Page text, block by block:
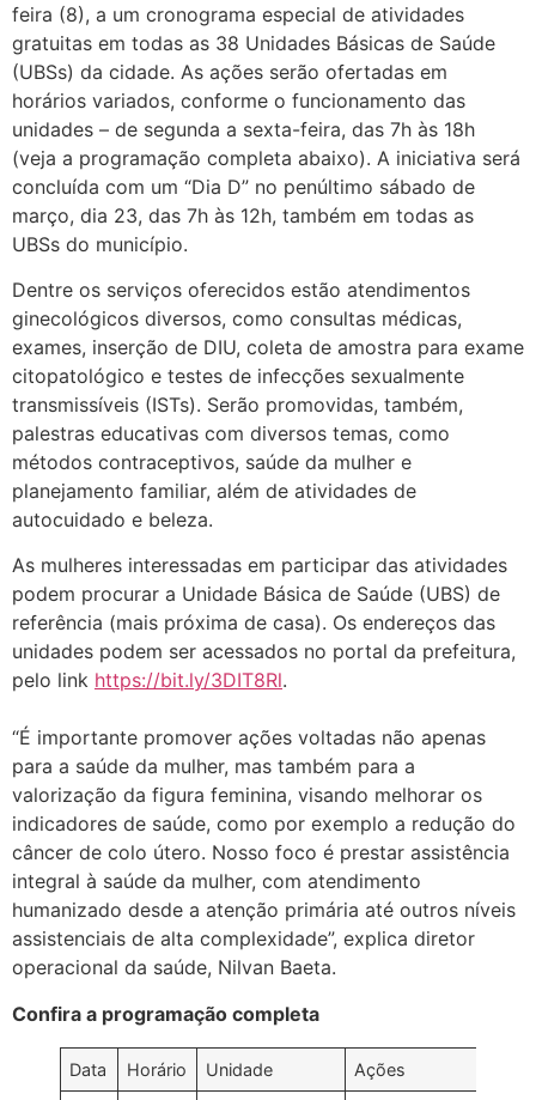
feira (8), a um cronograma especial de atividades
gratuitas em todas as 38 Unidades Básicas de Saúde
(UBSs) da cidade. As ações serão ofertadas em
horários variados, conforme o funcionamento das
unidades – de segunda a sexta-feira, das 7h às 18h
(veja a programação completa abaixo). A iniciativa será
concluída com um “Dia D” no penúltimo sábado de
março, dia 23, das 7h às 12h, também em todas as
UBSs do município.
Dentre os serviços oferecidos estão atendimentos
ginecológicos diversos, como consultas médicas,
exames, inserção de DIU, coleta de amostra para exame
citopatológico e testes de infecções sexualmente
transmissíveis (ISTs). Serão promovidas, também,
palestras educativas com diversos temas, como
métodos contraceptivos, saúde da mulher e
planejamento familiar, além de atividades de
autocuidado e beleza.
As mulheres interessadas em participar das atividades
podem procurar a Unidade Básica de Saúde (UBS) de
referência (mais próxima de casa). Os endereços das
unidades podem ser acessados no portal da prefeitura,
pelo link https://bit.ly/3DIT8Rl.
“É importante promover ações voltadas não apenas
para a saúde da mulher, mas também para a
valorização da figura feminina, visando melhorar os
indicadores de saúde, como por exemplo a redução do
câncer de colo útero. Nosso foco é prestar assistência
integral à saúde da mulher, com atendimento
humanizado desde a atenção primária até outros níveis
assistenciais de alta complexidade”, explica diretor
operacional da saúde, Nilvan Baeta.
Confira a programação completa
Data Horário Unidade Ações